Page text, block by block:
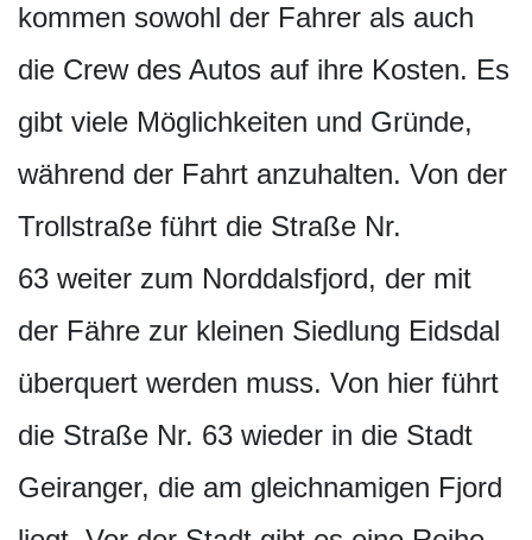
kommen sowohl der Fahrer als auch
die Crew des Autos auf ihre Kosten. Es
gibt viele Möglichkeiten und Gründe,
während der Fahrt anzuhalten. Von der
Trollstraße führt die Straße Nr.
63 weiter zum Norddalsfjord, der mit
der Fähre zur kleinen Siedlung Eidsdal
überquert werden muss. Von hier führt
die Straße Nr. 63 wieder in die Stadt
Geiranger, die am gleichnamigen Fjord